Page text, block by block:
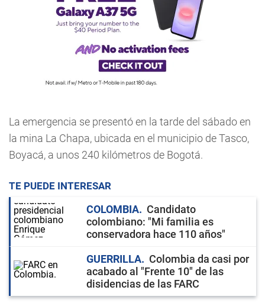
La emergencia se presentó en la tarde del sábado en
la mina La Chapa, ubicada en el municipio de Tasco,
Boyacá, a unos 240 kilómetros de Bogotá.
TE PUEDE INTERESAR
COLOMBIA
Candidato
colombiano: "Mi familia es
conservadora hace 110 años"
GUERRILLA
Colombia da casi por
acabado al "Frente 10" de las
disidencias de las FARC